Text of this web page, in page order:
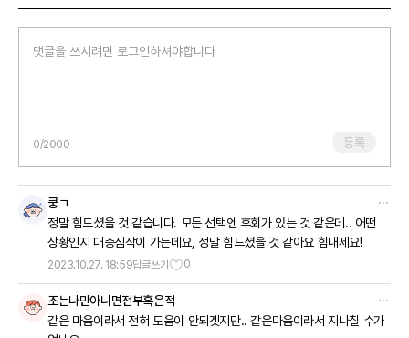
0/2000 등록
쿵ㄱ
정말 힘드셨을 것 같습니다. 모든 선택엔 후회가 있는 것 같은데.. 어떤
상황인지 대충짐작이 가는데요, 정말 힘드셨을 것 같아요 힘내세요!
2023.10.27. 18:59답글쓰기 0
조는나만아니면전부혹은적
같은 마음이라서 전혀 도움이 안되겟지만.. 같은마음이라서 지나칠 수가